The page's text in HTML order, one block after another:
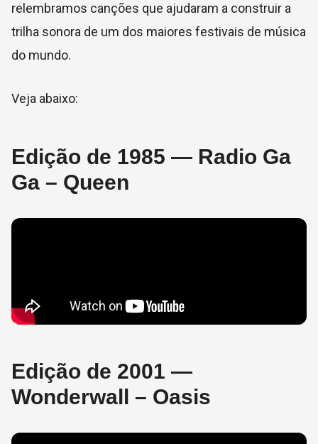
relembramos canções que ajudaram a construir a
trilha sonora de um dos maiores festivais de música
do mundo.
Veja abaixo:
Edição de 1985 — Radio Ga
Ga – Queen
Edição de 2001 —
Wonderwall – Oasis